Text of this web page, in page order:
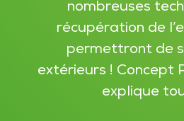
nombreuses
récupération de
permettront de
extérieurs ! Concept
explique